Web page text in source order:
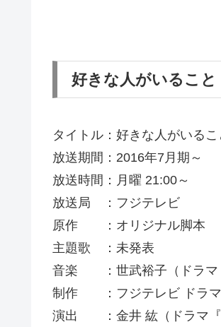
好きな人がいるこ
タイトル：好きな人がいるこ
放送期間：2016年7月期～
放送時間：月曜 21:00～
放送局 ：フジテレビ
原作 ：オリジナル脚本
主題歌 ：未発表
音楽 ：世武裕子（ドラマ
制作 ：フジテレビ ドラマ
演出 ：金井 紘（ドラマ『